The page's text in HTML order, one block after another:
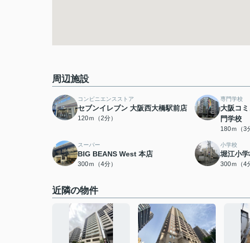
周辺施設
コンビニエンスストア
セブンイレブン 大阪西大橋駅前店
120ｍ（2分）
専門学校
大阪コ
門学校
180ｍ（3
スーパー
BIG BEANS West 本店
300ｍ（4分）
小学校
堀江小
300ｍ（4
近隣の物件